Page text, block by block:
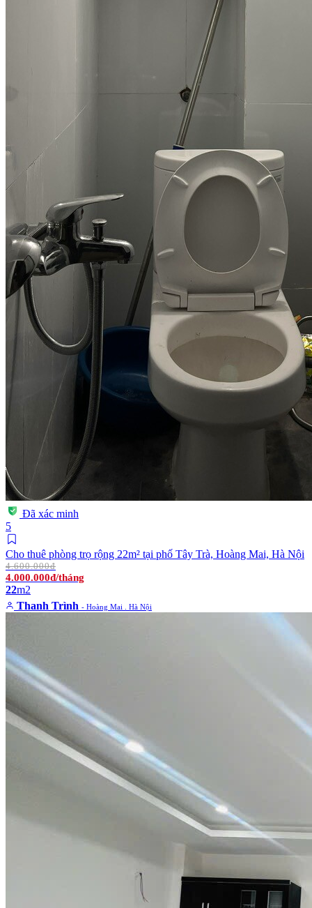
Đã xác minh
5
Cho thuê phòng trọ rộng 22m² tại phố Tây Trà, Hoàng Mai, Hà Nội
4.600.000đ
4.000.000đ/tháng
22m2
Thanh Trình - Hoàng Mai . Hà Nội